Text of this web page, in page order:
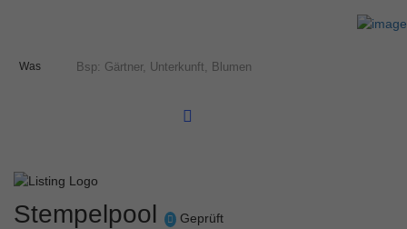
Was
Stempelpool
Geprüft